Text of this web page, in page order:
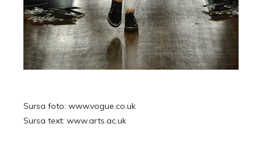
Sursa foto: www.vogue.co.uk
Sursa text: www.arts.ac.uk